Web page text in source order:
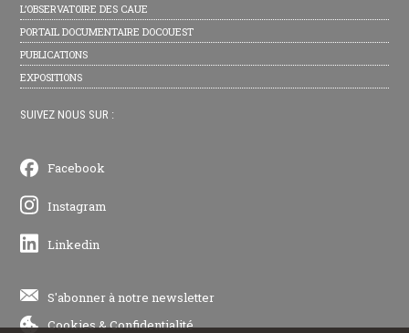
L’OBSERVATOIRE DES CAUE
PORTAIL DOCUMENTAIRE DOCOUEST
PUBLICATIONS
EXPOSITIONS
SUIVEZ NOUS SUR :
Facebook
Instagram
Linkedin
S'abonner à notre newsletter
Cookies&Confidentialité